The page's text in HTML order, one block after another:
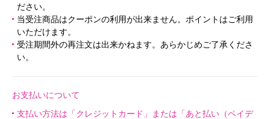
ださい。
当受注商品はクーポンの利用が出来ません。ポイントはご利用
いただけます。
受注期間外の再注文は出来かねます。あらかじめご了承くださ
い。
お支払いについて
支払い方法は「クレジットカード」または「あと払い（ペイデ